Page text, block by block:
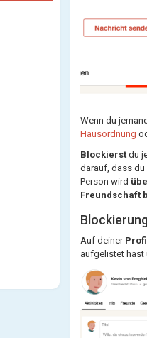
Wenn du jemand
Hausordnung
Blockierstdu
darauf, dass du
Person wird
Freundschaft
Auf deiner
aufgelistet hast